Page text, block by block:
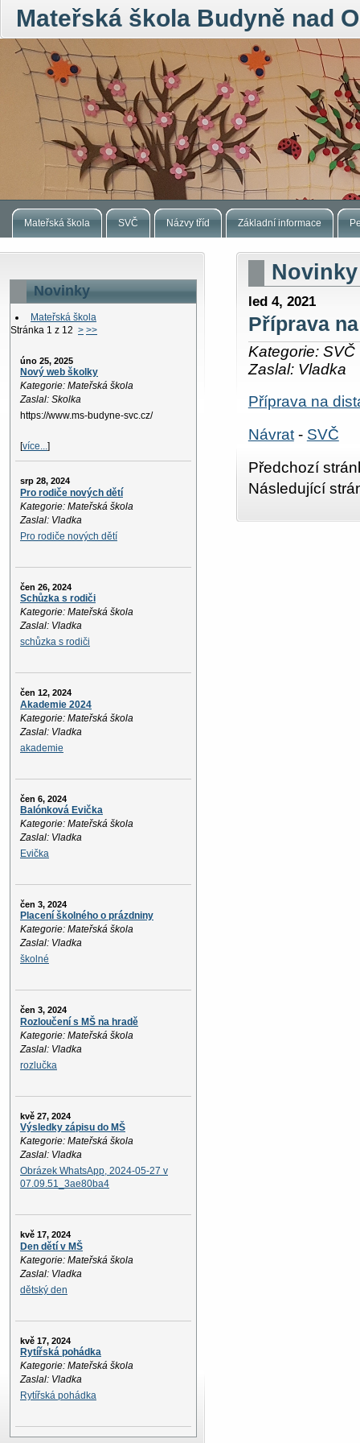
Mateřská škola Budyně nad
Mateřská škola SVČ Názvy tříd Základní informace
Novinky
Mateřská škola
Stránka 1 z 12 > >>
úno 25, 2025
Nový web školky
Kategorie: Mateřská škola
Zaslal: Skolka
https://www.ms-budyne-svc.cz/
[více...]
srp 28, 2024
Pro rodiče nových dětí
Kategorie: Mateřská škola
Zaslal: Vladka
Pro rodiče nových dětí
čen 26, 2024
Schůzka s rodiči
Kategorie: Mateřská škola
Zaslal: Vladka
schůzka s rodiči
čen 12, 2024
Akademie 2024
Kategorie: Mateřská škola
Zaslal: Vladka
akademie
čen 6, 2024
Balónková Evička
Kategorie: Mateřská škola
Zaslal: Vladka
Evička
čen 3, 2024
Placení školného o prázdniny
Kategorie: Mateřská škola
Zaslal: Vladka
školné
čen 3, 2024
Rozloučení s MŠ na hradě
Kategorie: Mateřská škola
Zaslal: Vladka
rozlučka
kvě 27, 2024
Výsledky zápisu do MŠ
Kategorie: Mateřská škola
Zaslal: Vladka
Obrázek WhatsApp, 2024-05-27 v
07.09.51_3ae80ba4
kvě 17, 2024
Den dětí v MŠ
Kategorie: Mateřská škola
Zaslal: Vladka
dětský den
kvě 17, 2024
Rytířská pohádka
Kategorie: Mateřská škola
Zaslal: Vladka
Rytířská pohádka
Novinky
led 4, 2021
Příprava
Kategorie: SVČ
Zaslal: Vladka
Příprava na
Návrat- SVČ
Předchozí
Následující